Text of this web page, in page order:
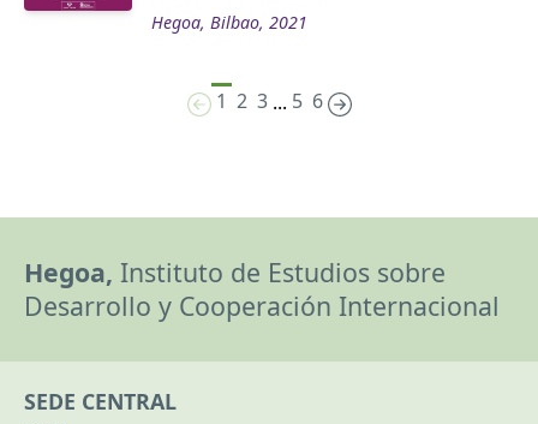
Hegoa, Bilbao, 2021
1 2 3 ... 5 6
Hegoa, Instituto de Estudios sobre
Desarrollo y Cooperación Internacional
SEDE CENTRAL